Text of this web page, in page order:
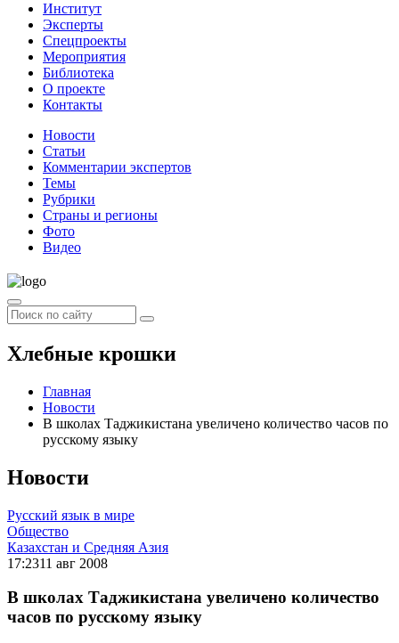
Институт
Эксперты
Спецпроекты
Мероприятия
Библиотека
О проекте
Контакты
Новости
Статьи
Комментарии экспертов
Темы
Рубрики
Страны и регионы
Фото
Видео
Хлебные крошки
Главная
Новости
В школах Таджикистана увеличено количество часов по
русскому языку
Новости
Русский язык в мире
Общество
Казахстан и Средняя Азия
17:2311 авг 2008
В школах Таджикистана увеличено количество
часов по русскому языку